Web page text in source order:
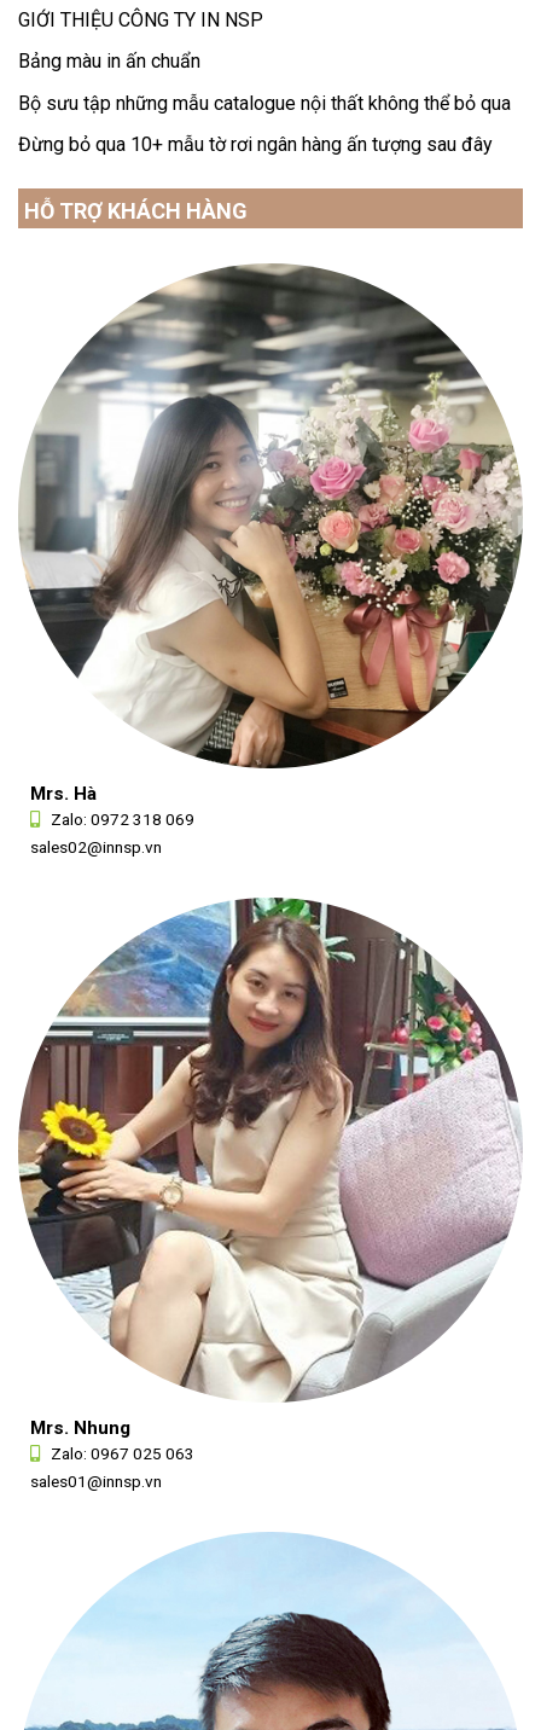
GIỚI THIỆU CÔNG TY IN NSP
Bảng màu in ấn chuẩn
Bộ sưu tập những mẫu catalogue nội thất không thể bỏ qua
Đừng bỏ qua 10+ mẫu tờ rơi ngân hàng ấn tượng sau đây
HỖ TRỢ KHÁCH HÀNG
Mrs. Hà
Zalo: 0972 318 069
sales02@innsp.vn
Mrs. Nhung
Zalo: 0967 025 063
sales01@innsp.vn